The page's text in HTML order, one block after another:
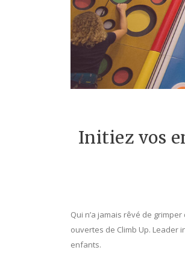
Initiez vos
Qui n’a jamais rêvé de
ouvertes de Climb Up. Leader
enfants.